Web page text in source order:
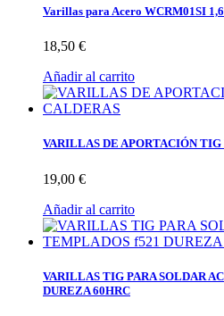
Varillas para Acero WCRM01SI
18,50 €
Añadir al carrito
VARILLAS DE APORTACIÓN
19,00 €
Añadir al carrito
VARILLAS TIG PARA SOLDAR
DUREZA 60HRC